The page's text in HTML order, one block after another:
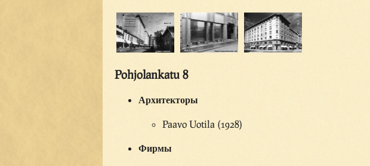
Pohjolankatu 8
Архитекторы
Paavo Uotila (1928)
Фирмы